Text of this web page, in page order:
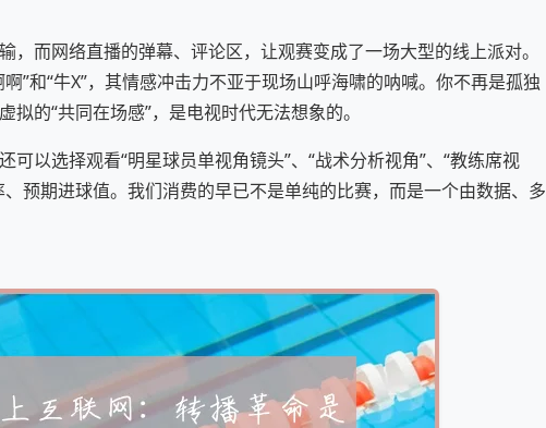
，而网络直播的弹幕、评论区，让观赛变成了一场大型的线上派对。
”和“牛X”，其情感冲击力不亚于现场山呼海啸的呐喊。你不再是孤独
的“共同在场感”，是电视时代无法想象的。
可以选择观看“明星球员单视角镜头”、“战术分析视角”、“教练席视
预期进球值。我们消费的早已不是单纯的比赛，而是一个由数据、多